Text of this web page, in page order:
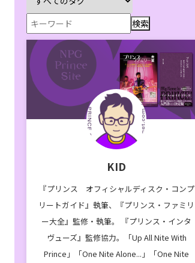
KID
『プリンス オフィシャルディスク・コンプ
リートガイド』執筆、『プリンス・ファミリ
ー大全』監修・執筆。 『プリンス・インタ
ヴューズ』監修協力。「Up All Nite With
Prince」「One Nite Alone...」「One Nite